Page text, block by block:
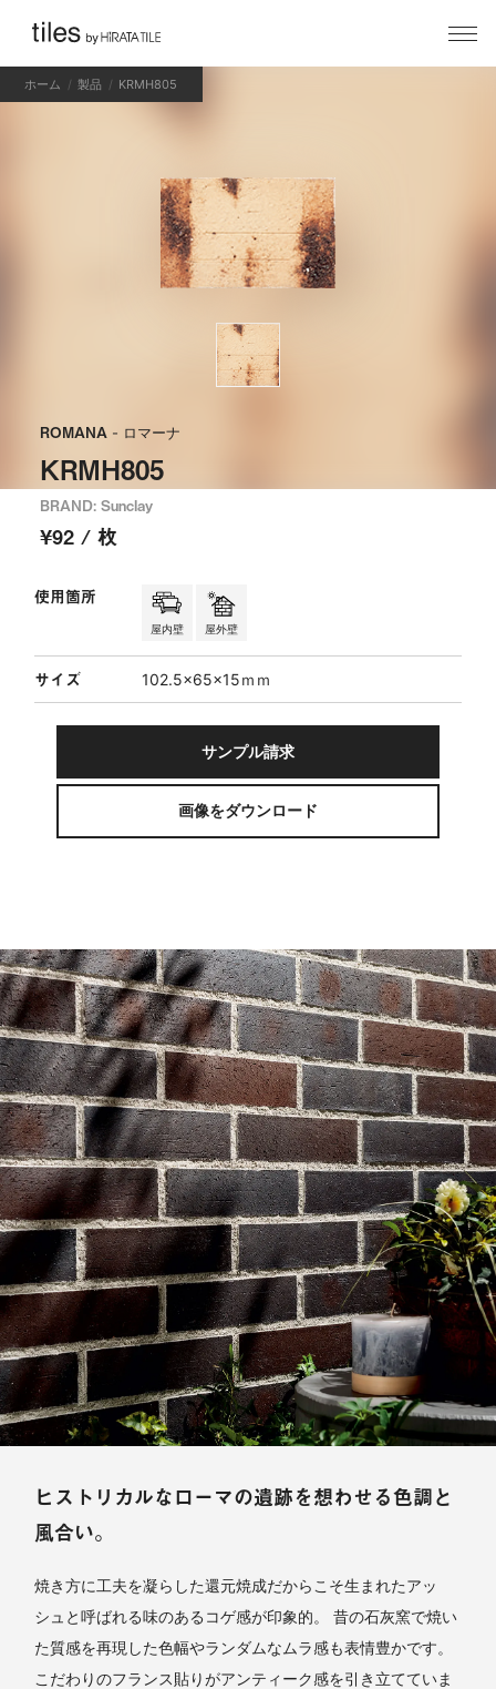
ホーム 製品 KRMH805
ROMANA - ロマーナ
KRMH805
BRAND: Sunclay
¥92 / 枚
使用箇所
屋内壁 屋外壁
サイズ 102.5×65×15ｍｍ
サンプル請求
画像をダウンロード
ヒストリカルなローマの遺跡を想わせる色調と
風合い。
焼き方に工夫を凝らした還元焼成だからこそ生まれたアッ
シュと呼ばれる味のあるコゲ感が印象的。 昔の石灰窯で焼い
た質感を再現した色幅やランダムなムラ感も表情豊かです。
こだわりのフランス貼りがアンティーク感を引き立てていま